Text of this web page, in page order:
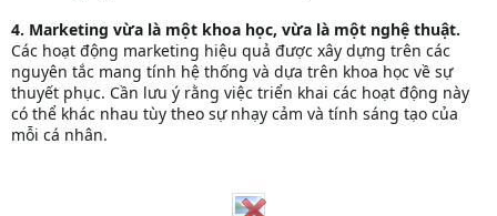
4. Marketing vừa là một khoa học, vừa là một nghệ thuật.
Các hoạt động marketing hiệu quả được xây dựng trên các
nguyên tắc mang tính hệ thống và dựa trên khoa học về sự
thuyết phục. Cần lưu ý rằng việc triển khai các hoạt động này
có thể khác nhau tùy theo sự nhạy cảm và tính sáng tạo của
mỗi cá nhân.